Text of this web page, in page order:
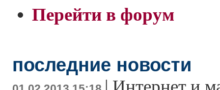
Перейти в форум
последние новости